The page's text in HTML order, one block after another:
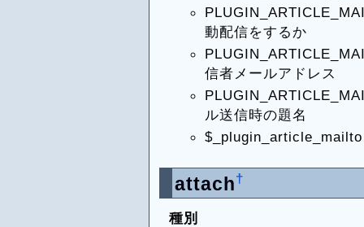
動配信をするか
信者メールアドレス
ル送信時の題名
attach†
種別